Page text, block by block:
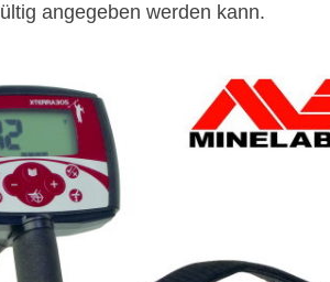
angegeben werden kann.